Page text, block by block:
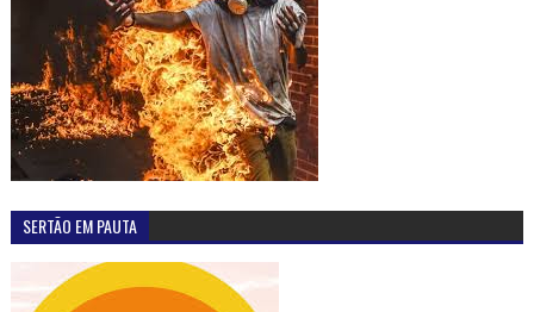
SERTÃO EM PAUTA